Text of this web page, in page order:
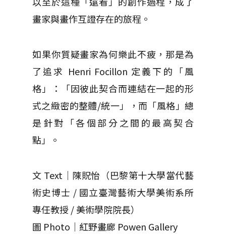
畫家與畫作互證存在的旅程。
如果你質疑畫家為何樂此不疲，那是為
了追求 Henri Focillon 定義下的「風
格」：「因彼此契合而連結在一起的形
式之緻密的整體/統一」，而「風格」總
是針對「各個部分之間的最高契合
點」。
文 Text｜陳貺怡（巴黎第十大學當代藝
術史博士 / 國立臺灣藝術大學美術系所
專任教授 / 美術學院院長）
圖 Photo｜紅野畫廊 Powen Gallery